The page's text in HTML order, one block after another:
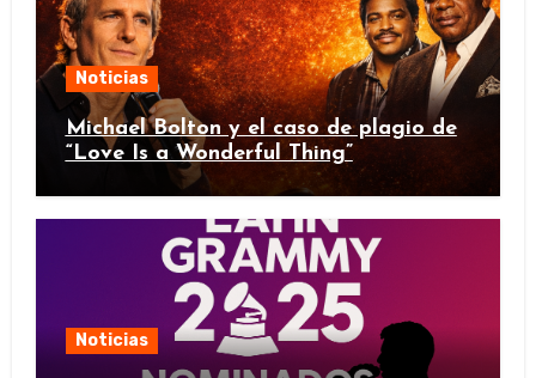
Noticias
Michael Bolton y el caso de plagio de
“Love Is a Wonderful Thing”
Noticias